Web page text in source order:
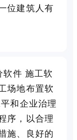
位建筑人有
软件 施工软
场地布置软
和企业治理
序，以合理
施、良好的